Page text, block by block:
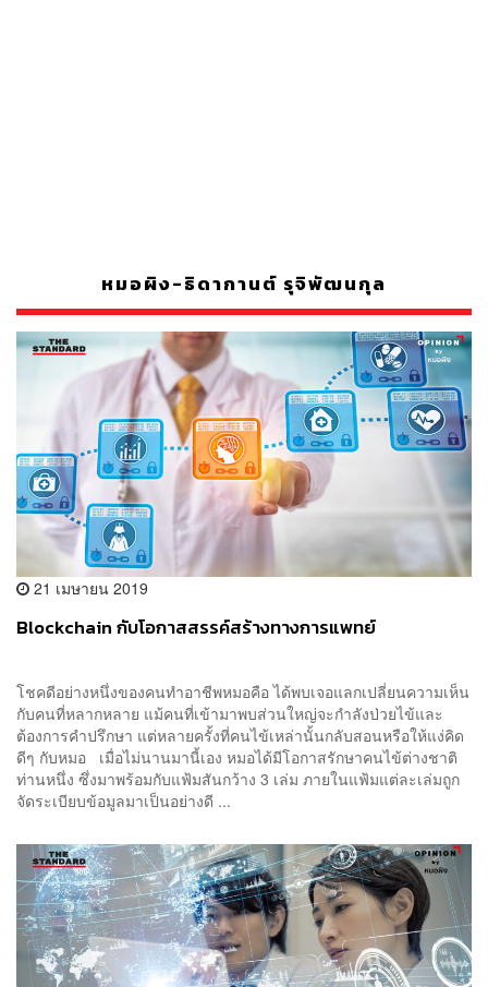
หมอผิง-ธิดากานต์ รุจิพัฒนกุล
21 เมษายน 2019
Blockchain กับโอกาสสรรค์สร้างทางการแพทย์
โชคดีอย่างหนึ่งของคนทำอาชีพหมอคือ ได้พบเจอแลกเปลี่ยนความเห็น
กับคนที่หลากหลาย แม้คนที่เข้ามาพบส่วนใหญ่จะกำลังป่วยไข้และ
ต้องการคำปรึกษา แต่หลายครั้งที่คนไข้เหล่านั้นกลับสอนหรือให้แง่คิด
ดีๆ กับหมอ เมื่อไม่นานมานี้เอง หมอได้มีโอกาสรักษาคนไข้ต่างชาติ
ท่านหนึ่ง ซึ่งมาพร้อมกับแฟ้มสันกว้าง 3 เล่ม ภายในแฟ้มแต่ละเล่มถูก
จัดระเบียบข้อมูลมาเป็นอย่างดี ...